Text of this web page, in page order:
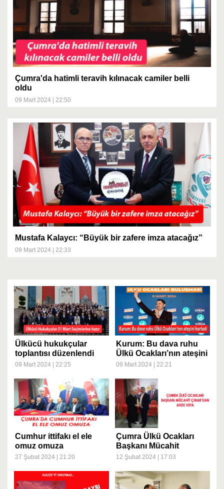
Çumra'da hatimli teravih kılınacak camiler belli
oldu
09 Mart 2024 | 22:50
Mustafa Kalaycı: “Büyük bir zafere imza atacağız”
09 Mart 2024 | 22:33
Ülkücü hukukçular
toplantısı düzenlendi
09 Mart 2024 | 22:25
Kurum: Bu dava ruhu
Ülkü Ocakları’nın ateşini
harladı
09 Mart 2024 | 22:21
Cumhur ittifakı el ele
omuz omuza
27 Şubat 2024 | 21:20
Çumra Ülkü Ocakları
Başkanı Mücahit
ÇINAR'dan Ahde Vefa
12 Şubat 2024 | 17:03